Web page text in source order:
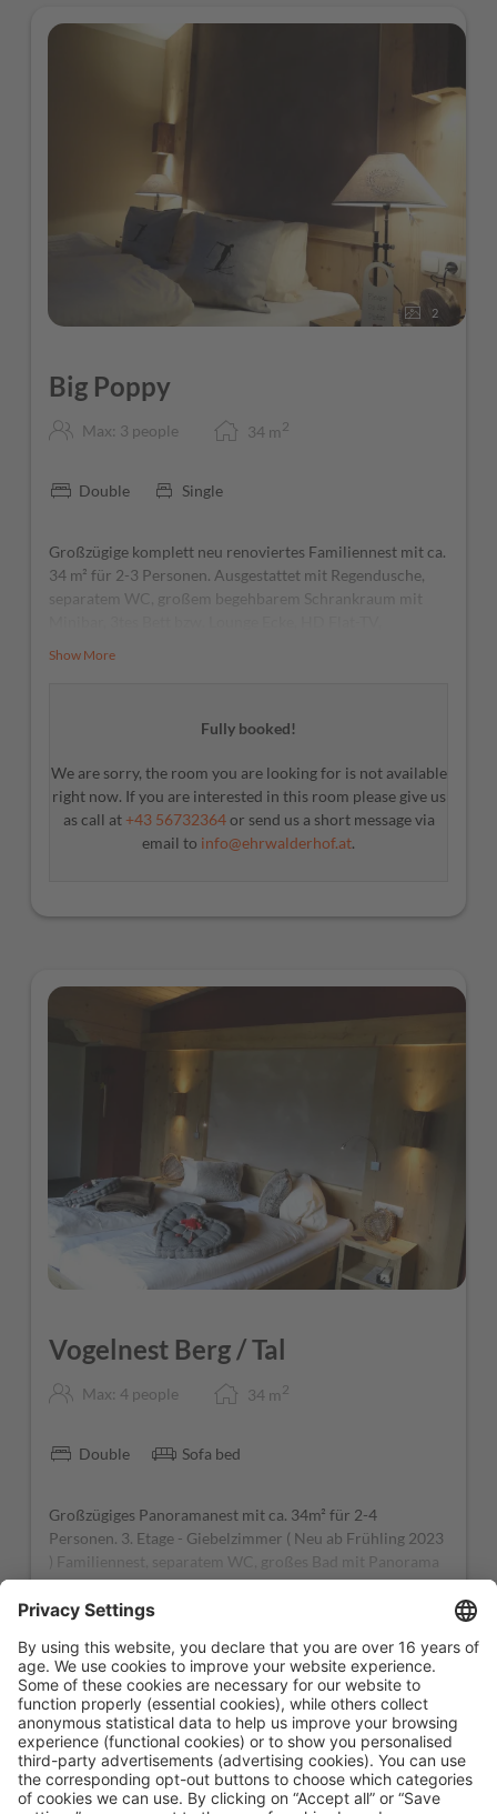
2
Big Poppy
Max: 3 people 34 m 2
Double Single
Großzügige komplett neu renoviertes Familiennest mit ca.
34 m² für 2-3 Personen. Ausgestattet mit Regendusche,
separatem WC, großem begehbarem Schrankraum mit
Doppelzimmerpreis ohne Abzüge
Show More
Fully booked!
We are sorry, the room you are looking for is not available
right now. If you are interested in this room please give us
as call at +43 56732364or send us a short message via
email to info@ehrwalderhof.at.
Vogelnest Berg / Tal
Max: 4 people 34 m 2
Double Sofa bed
Großzügiges Panoramanest mit ca. 34m² für 2-4
Personen. 3. Etage - Giebelzimmer ( Neu ab Frühling 2023
) Familiennest, separatem WC, großes Bad mit Panorama
Regendusche und Blick auf die Sonnenspitze, begehbarem
Schrankraum mit Minibar, Couch, HD Flat-TV, Marshall
Südbalkon über den gesamten Talkessel und das
Ehrwalder Moos. Jedes unserer Zimmer ist individuell
und kann vom Image Foto abweichen Als Einzel gilt bei
diesem Zimmer der Doppelzimmerpreis ohne Abzüge
Show More
Fully booked!
We are sorry, the room you are looking for is not available
right now. If you are interested in this room please give us
as call at+43 56732364or send us a short message via
email toinfo@ehrwalderhof.at .